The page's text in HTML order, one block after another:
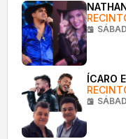
ÍCARO